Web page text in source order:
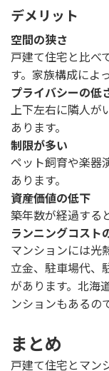
デメリット
空間の狭さ
戸建て住宅と比べ
す。家族構成によ
プライバシーの低
上下左右に隣人が
あります。
制限が多い
ペット飼育や楽器
あります。
資産価値の低下
築年数が経過する
ランニングコスト
マンションには光
立金、駐車場代、
があります。北海
ンションもあるの
まとめ
戸建て住宅とマン